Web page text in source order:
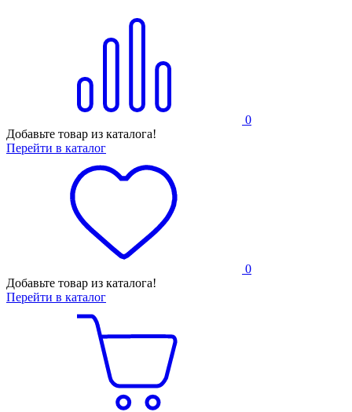
0
Добавьте товар из каталога!
Перейти в каталог
0
Добавьте товар из каталога!
Перейти в каталог